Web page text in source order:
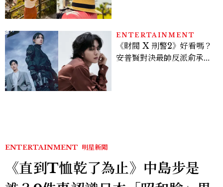
ENTERTAINMENT
《財閥 X 刑警2》好看嗎？
安普賢對決最帥反派俞承
ENTERTAINMENT 明星新聞
《直到T恤乾了為止》中島步是